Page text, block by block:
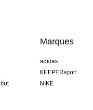
Marques
adidas
KEEPERsport
NIKE